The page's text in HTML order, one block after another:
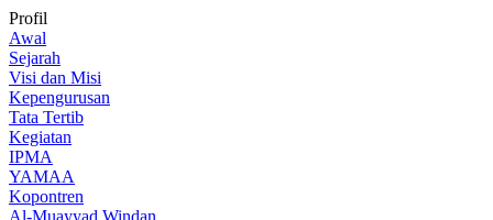
Profil
Awal
Sejarah
Visi dan Misi
Kepengurusan
Tata Tertib
Kegiatan
IPMA
YAMAA
Kopontren
Al-Muayyad Windan